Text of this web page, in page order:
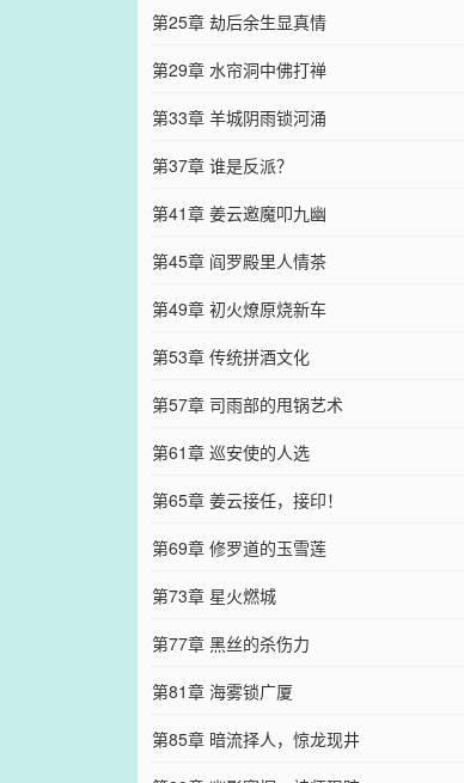
第25章 劫后余生显真情
第29章 水帘洞中佛打禅
第33章 羊城阴雨锁河涌
第37章 谁是反派？
第41章 姜云邀魔叩九幽
第45章 阎罗殿里人情茶
第49章 初火燎原烧新车
第53章 传统拼酒文化
第57章 司雨部的甩锅艺术
第61章 巡安使的人选
第65章 姜云接任，接印！
第69章 修罗道的玉雪莲
第73章 星火燃城
第77章 黑丝的杀伤力
第81章 海雾锁广厦
第85章 暗流择人，惊龙现井